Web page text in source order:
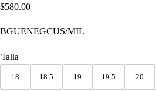
$580.00
BGUENEGCUS/MIL
Talla
18 18.5 19 19.5 20